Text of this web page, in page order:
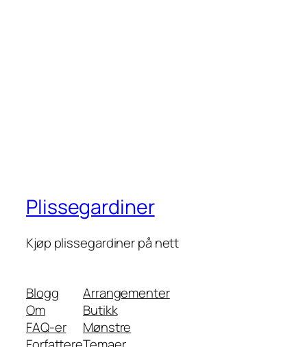
Plissegardiner
Kjøp plissegardiner på nett
Blogg
Om
FAQ-er
Arrangementer
Butikk
Mønstre